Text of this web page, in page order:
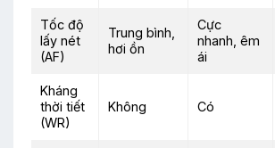
Tốc độ
lấy nét
(AF)
Trung bình,
hơi ồn
Cực
nhanh, êm
ái
Kháng
thời tiết
(WR)
Không Có